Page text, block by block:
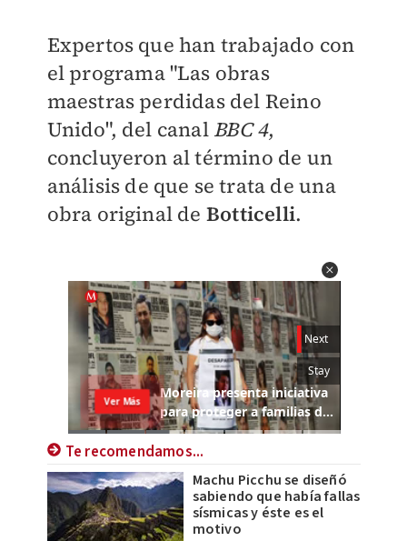
Expertos que han trabajado con
el programa "Las obras
maestras perdidas del Reino
Unido", del canal BBC 4,
concluyeron al término de un
análisis de que se trata de una
obra original de Botticelli.
Te recomendamos...
Machu Picchu se diseñó
sabiendo que había fallas
sísmicas y éste es el
motivo